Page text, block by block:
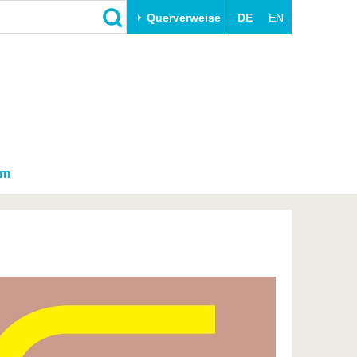
Querverweise DE EN
Innovative Transferprojekte
BTU & Region erleben